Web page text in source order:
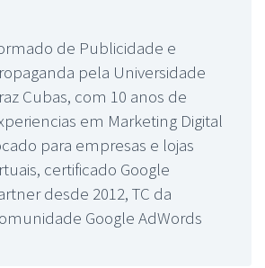
de Publicidade e
pela Universidade
Cubas, com 10 anos de
em Marketing Digital
para empresas e lojas
certificado Google
desde 2012, TC da
Google AdWords